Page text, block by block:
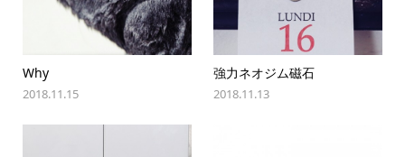
Why
2018.11.15
強力ネオジム磁石
2018.11.13